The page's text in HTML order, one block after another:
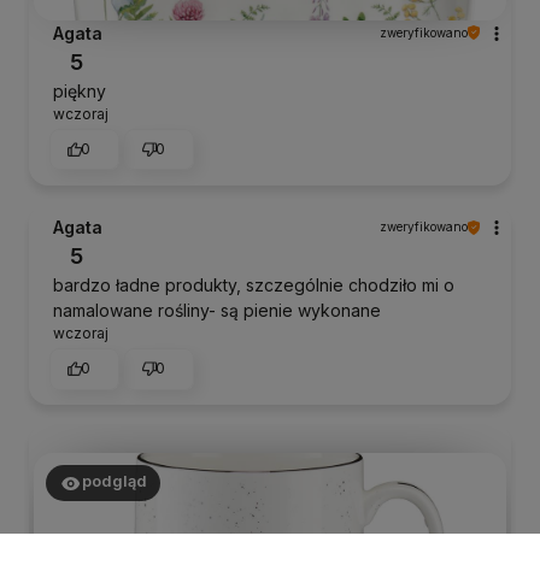
Agata zweryfikowano
5
piękny
wczoraj
0
0
Agata zweryfikowano
5
bardzo ładne produkty, szczególnie chodziło mi o
namalowane rośliny- są pienie wykonane
wczoraj
0
0
podgląd